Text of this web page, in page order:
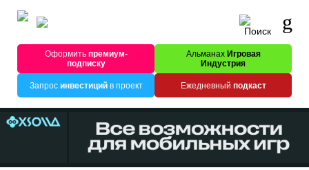
Оформитьпремиум-
подписку
Альманах Игровая
Индустрия
Запрос инвестицийв проект Ежедневный подкаст